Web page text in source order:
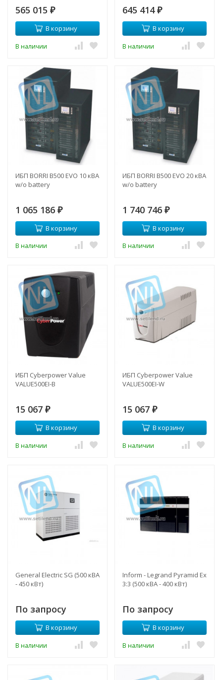
565 015 ₽
В корзину
В наличии
645 414 ₽
В корзину
В наличии
ИБП BORRI B500 EVO 10 кВА
w/o battery
1 065 186 ₽
В корзину
В наличии
ИБП BORRI B500 EVO 20 кВА
w/o battery
1 740 746 ₽
В корзину
В наличии
ИБП Cyberpower Value
VALUE500EI-B
15 067 ₽
В корзину
В наличии
ИБП Cyberpower Value
VALUE500EI-W
15 067 ₽
В корзину
В наличии
General Electric SG (500 кВА
- 450 кВт)
По запросу
В корзину
В наличии
Inform - Legrand Pyramid Ex
3:3 (500 кВА - 400 кВт)
По запросу
В корзину
В наличии